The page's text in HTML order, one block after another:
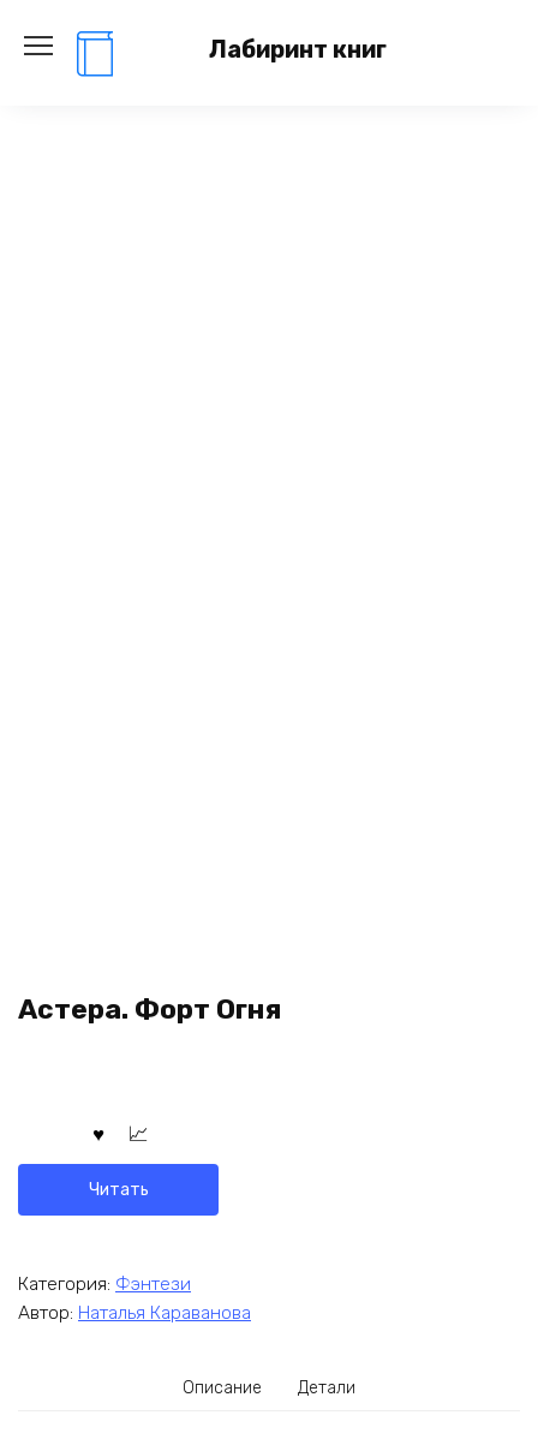
содержанию
Лабиринт книг
Астера. Форт Огня
Читать
Категория: Фэнтези
Автор: Наталья Караванова
Описание Детали